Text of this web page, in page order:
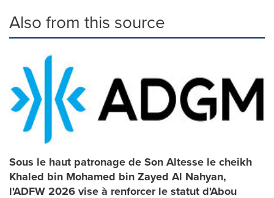
Also from this source
Sous le haut patronage de Son Altesse le cheikh
Khaled bin Mohamed bin Zayed Al Nahyan,
l'ADFW 2026 vise à renforcer le statut d'Abou